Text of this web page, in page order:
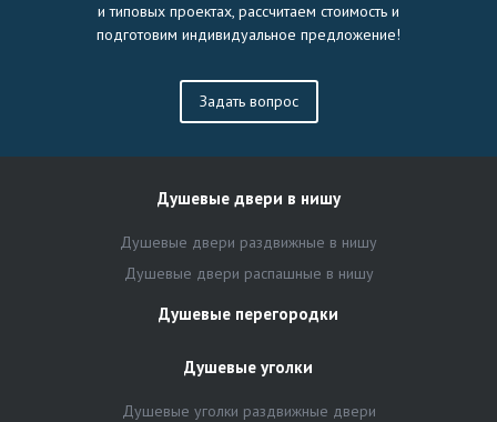
и типовых проектах, рассчитаем стоимость и
подготовим индивидуальное предложение!
Задать вопрос
Душевые двери в нишу
Душевые двери раздвижные в нишу
Душевые двери распашные в нишу
Душевые перегородки
Душевые уголки
Душевые уголки раздвижные двери